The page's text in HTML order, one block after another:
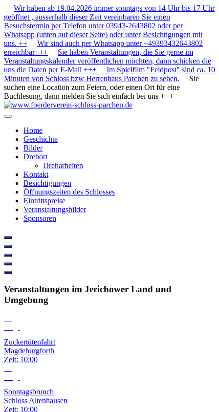
Wir haben ab 19.04.2026 immer sonntags von 14 Uhr bis 17 Uhr
geöffnet , ausserhalb dieser Zeit vereinbaren Sie einen
Besuchstermin per Telefon unter 03943-2643802 oder per
Whatsapp (unten auf dieser Seite) oder unter Besichtigungen mit
uns. ++
Wir sind auch per Whatsapp unter +49393432643802
erreichbar+++
Sie haben Veranstaltungen, die Sie gerne im
Veranstaltungskalender veröffentlichen möchten, dann schicken die
uns die Daten per E-Mail +++
Im Spielfilm "Feldpost" sind ca. 10
Minuten von Schloss bzw Herrenhaus Parchen zu sehen. Sie
suchen eine Location zum Feiern, oder einen Ort für eine
Buchlesung, dann melden Sie sich einfach bei uns +++
Home
Geschichte
Bilder
Drehort
Dreharbeiten
Kontakt
Besichtigungen
Öffnungszeiten des Schlosses
Eintrittspreise
Veranstaltungsbilder
Sponsoren
Veranstaltungen im Jerichower Land und
Umgebung
Zuckertütenfahrt
Magdeburgforth
Zeit: 10:00
Sonntagsbrunch
Schloss Altenhausen
Zeit: 10:00